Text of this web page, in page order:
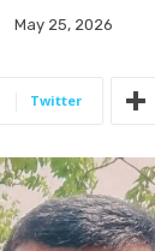
May 25, 2026
Twitter